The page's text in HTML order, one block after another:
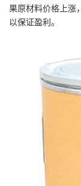
果原材料价格上涨
以保证盈利。